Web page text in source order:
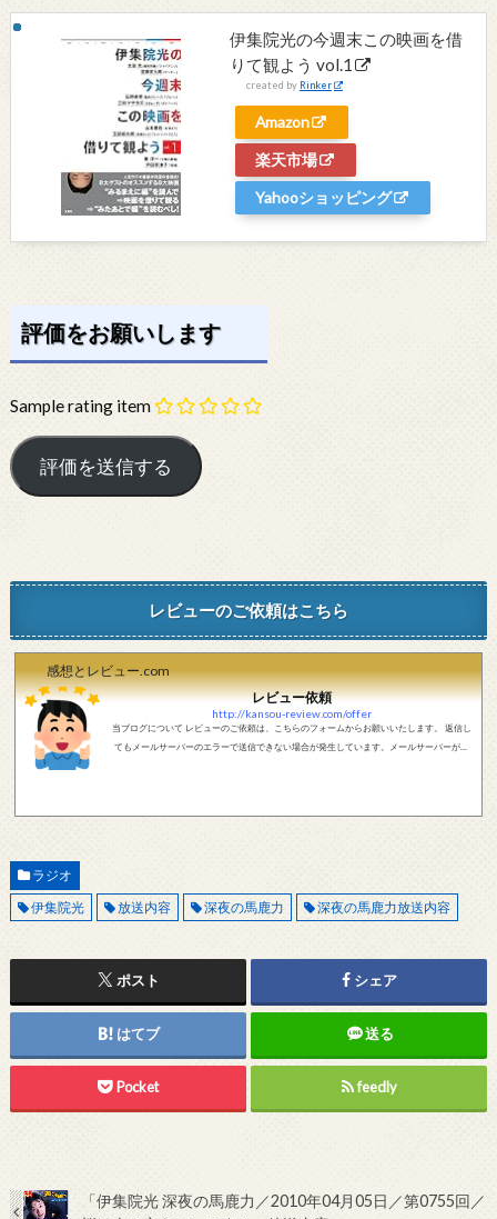
伊集院光の今週末この映画を借
りて観よう vol.1
created by Rinker
Amazon
楽天市場
Yahooショッピング
評価をお願いします
Sample rating item
レビューのご依頼はこちら
感想とレビュー.com
レビュー依頼
http://kansou-review.com/offer
当ブログについて レビューのご依頼は、こちらのフォームからお願いいたします。 返信し
てもメールサーバーのエラーで送信できない場合が発生しています。メールサーバーが正
ラジオ
伊集院光
放送内容 深夜の馬鹿力 深夜の馬鹿力放送内容
ポスト シェア
はてブ 送る
Pocket feedly
「伊集院光 深夜の馬鹿力／2010年04月05日／第0755回／